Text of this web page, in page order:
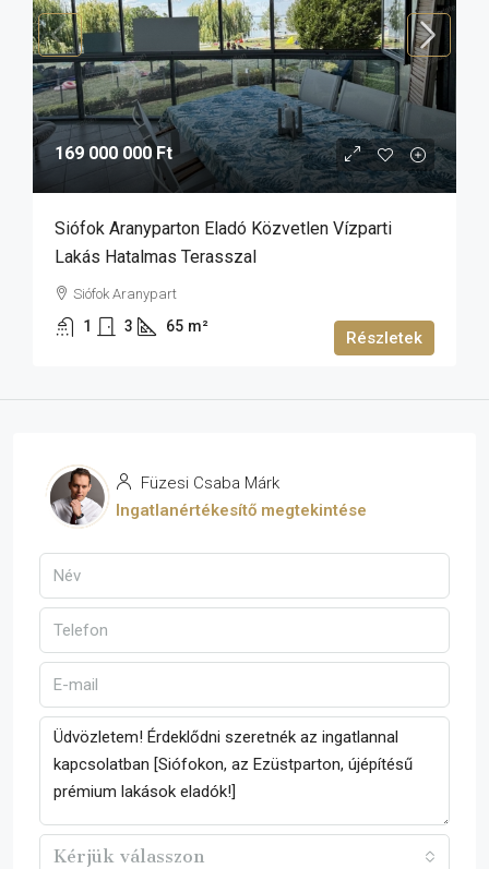
169 000 000 Ft
Siófok Aranyparton Eladó Közvetlen Vízparti
Lakás Hatalmas Terasszal
Siófok Aranypart
1 3 65 m²
Részletek
Füzesi Csaba Márk
Ingatlanértékesítő megtekintése
Kérjük válasszon